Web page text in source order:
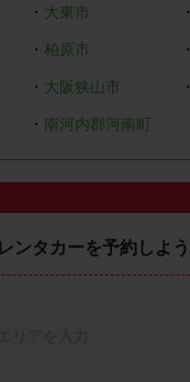
・ 大東市 ・
・ 柏原市 ・
・ 大阪狭山市 ・
・ 南河内郡河南町
レンタカーを予約しよう